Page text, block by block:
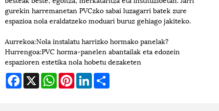
gurekin harremanetan PVCzko sabai luzagarri batek zure
espazioa nola eraldatzeko moduari buruz gehiago jakiteko.
Aurrekoa:Nola instalatu harrizko hormako panelak?
Hurrengoa:PVC horma-panelen abantailak eta edozein
espazioren estetika nola hobetu dezaketen
Facebook
X WhatsAppPinterestLinkedIn